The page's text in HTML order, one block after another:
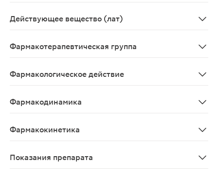
Действующее вещество (лат)
Фармакотерапевтическая группа
Фармакологическое действие
Фармакодинамика
Фармакокинетика
Показания препарата